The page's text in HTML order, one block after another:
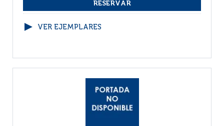
VER EJEMPLARES